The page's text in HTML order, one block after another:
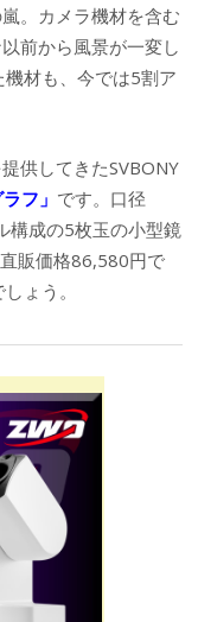
。カメラ機材を含む
前から風景が一変し
材も、今では5割ア
供してきたSVBONY
フ」 です。口径
構成の5枚玉の小型鏡
販価格86,580円で
しょう。